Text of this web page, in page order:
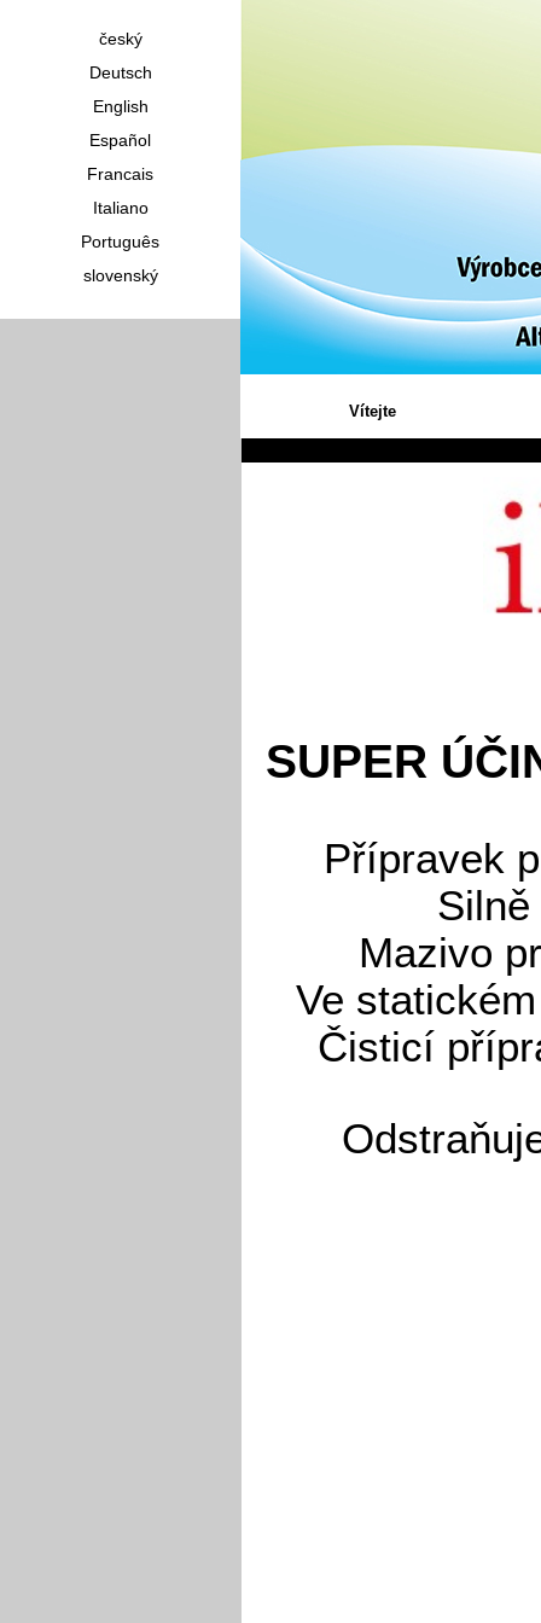
český
Deutsch
English
Español
Francais
Italiano
Português
slovenský
Vítejte
SUPER
Přípravek
Mazivo
Ve
Čisticí